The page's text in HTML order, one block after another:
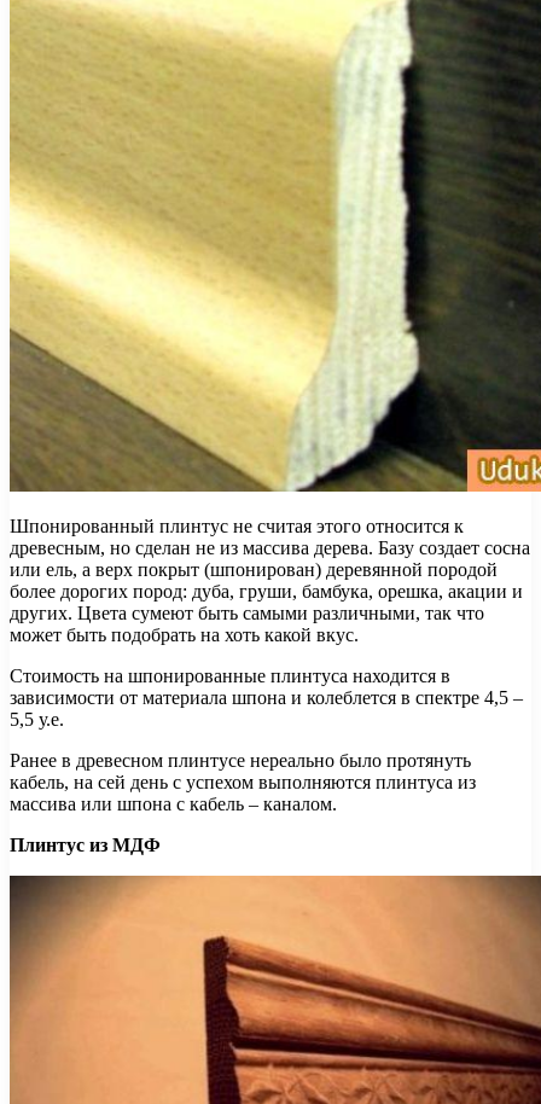
Шпонированный плинтус не считая этого относится к
древесным, но сделан не из массива дерева. Базу создает сосна
или ель, а верх покрыт (шпонирован) деревянной породой
более дорогих пород: дуба, груши, бамбука, орешка, акации и
других. Цвета сумеют быть самыми различными, так что
может быть подобрать на хоть какой вкус.
Стоимость на шпонированные плинтуса находится в
зависимости от материала шпона и колеблется в спектре 4,5 –
5,5 у.е.
Ранее в древесном плинтусе нереально было протянуть
кабель, на сей день с успехом выполняются плинтуса из
массива или шпона с кабель – каналом.
Плинтус из МДФ